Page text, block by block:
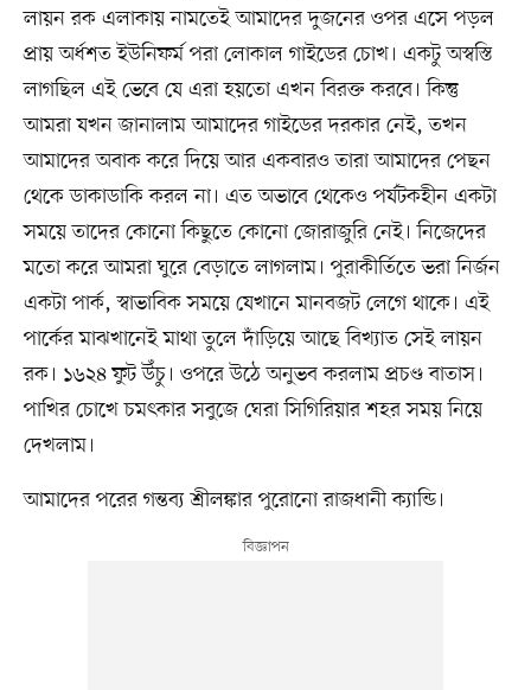
লায়ন রক এলাকায় নামতেই আমাদের দুজনের ওপর এসে পড়ল
প্রায় অর্ধশত ইউনিফর্ম পরা লোকাল গাইডের চোখ। একটু অস্বস্তি
লাগছিল এই ভেবে যে এরা হয়তো এখন বিরক্ত করবে। কিন্তু
আমরা যখন জানালাম আমাদের গাইডের দরকার নেই, তখন
আমাদের অবাক করে দিয়ে আর একবারও তারা আমাদের পেছন
থেকে ডাকাডাকি করল না। এত অভাবে থেকেও পর্যটকহীন একটা
সময়ে তাদের কোনো কিছুতে কোনো জোরাজুরি নেই। নিজেদের
মতো করে আমরা ঘুরে বেড়াতে লাগলাম। পুরাকীর্তিতে ভরা নির্জন
একটা পার্ক, স্বাভাবিক সময়ে যেখানে মানবজট লেগে থাকে। এই
পার্কের মাঝখানেই মাথা তুলে দাঁড়িয়ে আছে বিখ্যাত সেই লায়ন
রক। ১৬২৪ ফুট উঁচু। ওপরে উঠে অনুভব করলাম প্রচণ্ড বাতাস।
পাখির চোখে চমৎকার সবুজে ঘেরা সিগিরিয়ার শহর সময় নিয়ে
দেখলাম।
আমাদের পরের গন্তব্য শ্রীলঙ্কার পুরোনো রাজধানী ক্যান্ডি।